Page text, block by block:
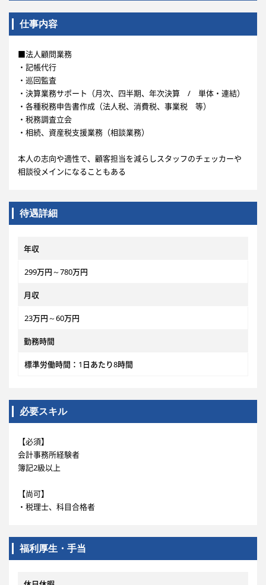
仕事内容
■法人顧問業務
・記帳代行
・巡回監査
・決算業務サポート（月次、四半期、年次決算 / 単体・連結）
・各種税務申告書作成（法人税、消費税、事業税 等）
・税務調査立会
・相続、資産税支援業務（相談業務）
本人の志向や適性で、顧客担当を減らしスタッフのチェッカーや
相談役メインになることもある
待遇詳細
年収
299万円～780万円
月収
23万円～60万円
勤務時間
標準労働時間：1日あたり8時間
必要スキル
【必須】
会計事務所経験者
簿記2級以上
【尚可】
・税理士、科目合格者
福利厚生・手当